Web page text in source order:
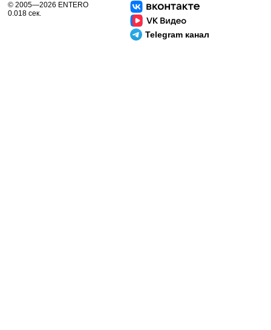
Telegram канал
© 2005—2026 ENTERO
0.018 сек.